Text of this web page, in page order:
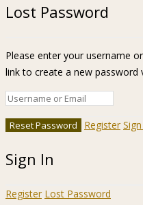
Lost Password
Please enter your username
link to create a new password
Register
Sign In
Register Lost Password